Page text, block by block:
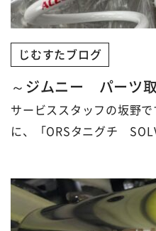
じむすたブログ
～ジムニー パーツ
サービススタッフの坂野
に、「ORSタニグチ